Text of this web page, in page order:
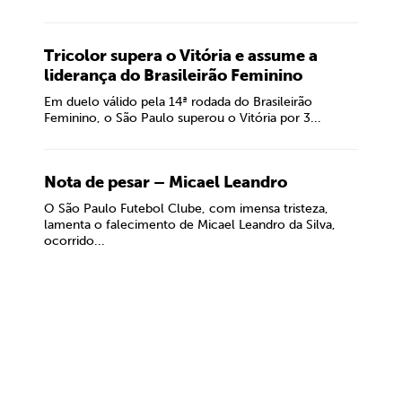
Tricolor supera o Vitória e assume a
liderança do Brasileirão Feminino
Em duelo válido pela 14ª rodada do Brasileirão
Feminino, o São Paulo superou o Vitória por 3...
Nota de pesar – Micael Leandro
O São Paulo Futebol Clube, com imensa tristeza,
lamenta o falecimento de Micael Leandro da Silva,
ocorrido...